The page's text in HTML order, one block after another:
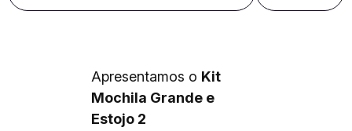
Apresentamos o Kit
Mochila Grande e
Estojo 2